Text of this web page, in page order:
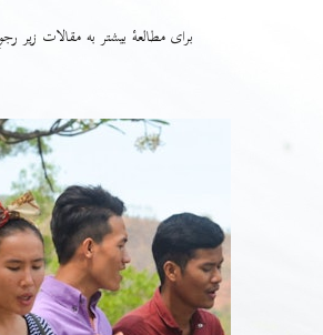
برای مطالعهٔ بیشتر به مقالات زیر